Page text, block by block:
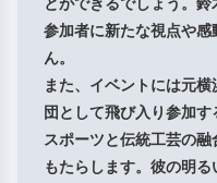
参加者に新たな視点や
ん。
また、イベントには元
団として飛び入り参加す
スポーツと伝統工芸の
もたらします。彼の明る